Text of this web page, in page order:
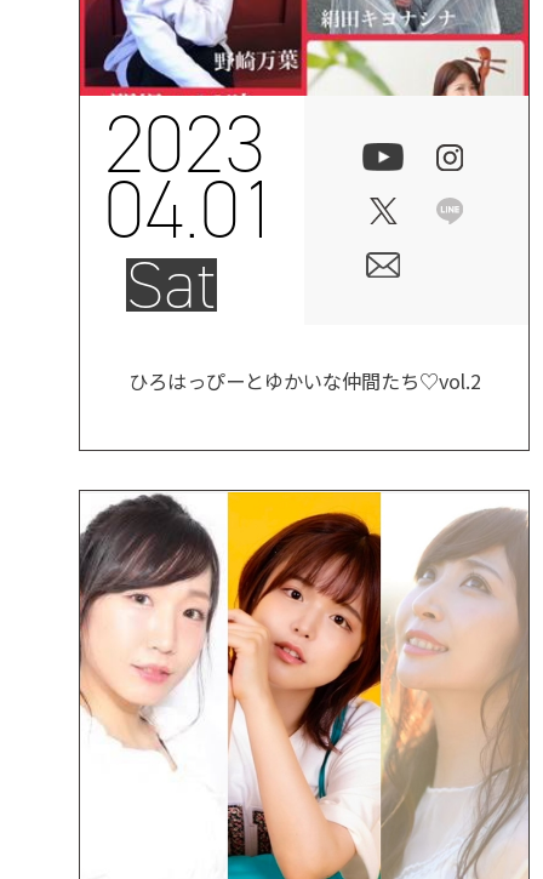
2023
04.01
Sat
ひろはっぴーとゆかいな仲間たち♡vol.2